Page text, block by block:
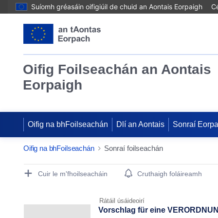
Suíomh gréasáin oifigiúil de chuid an Aontais Eorpaigh
Oifig Foilseachán an Aontais
Eorpaigh
Oifig na bhFoilseachán Dlí an Aontais Sonraí
Oifig na bhFoilseachán Sonraí foilseachán
Publication Detail Actions Portlet
Cuir le m'fhoilseacháin Cruthaigh foláireamh
Rátáil úsáideoirí
Vorschlag für eine